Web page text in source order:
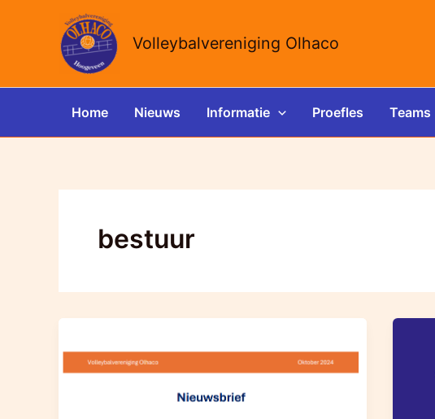
Volleybalvereniging Olhaco
Home Nieuws Informatie Proefles Teams
bestuur